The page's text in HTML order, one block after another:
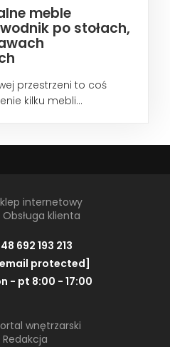
meble
po stołach,
przestrzeni to coś
kilku mebli...
internetowy
klienta
692 193 213
protected]
- pt 8:00 - 17:00
wnętrzarski